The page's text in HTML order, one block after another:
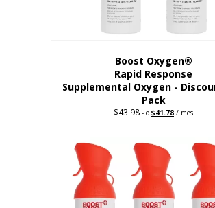
Boost Oxygen®
Rapid Response
Supplemental Oxygen -
Pack
$43.98 - o Original
$43.98.
$41.78 Current
$41.78.
/ mes